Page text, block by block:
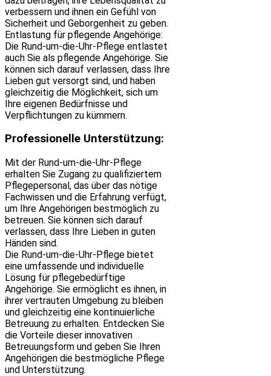
verbessern und ihnen ein Gefühl von
Sicherheit und Geborgenheit zu geben.
Entlastung für pflegende Angehörige:
Die Rund-um-die-Uhr-Pflege entlastet
auch Sie als pflegende Angehörige. Sie
können sich darauf verlassen, dass Ihre
Lieben gut versorgt sind, und haben
gleichzeitig die Möglichkeit, sich um
Ihre eigenen Bedürfnisse und
Verpflichtungen zu kümmern.
Professionelle Unterstützung:
Mit der Rund-um-die-Uhr-Pflege
erhalten Sie Zugang zu qualifiziertem
Pflegepersonal, das über das nötige
Fachwissen und die Erfahrung verfügt,
um Ihre Angehörigen bestmöglich zu
betreuen. Sie können sich darauf
verlassen, dass Ihre Lieben in guten
Händen sind.
Die Rund-um-die-Uhr-Pflege bietet
eine umfassende und individuelle
Lösung für pflegebedürftige
Angehörige. Sie ermöglicht es ihnen, in
ihrer vertrauten Umgebung zu bleiben
und gleichzeitig eine kontinuierliche
Betreuung zu erhalten. Entdecken Sie
die Vorteile dieser innovativen
Betreuungsform und geben Sie Ihren
Angehörigen die bestmögliche Pflege
und Unterstützung.